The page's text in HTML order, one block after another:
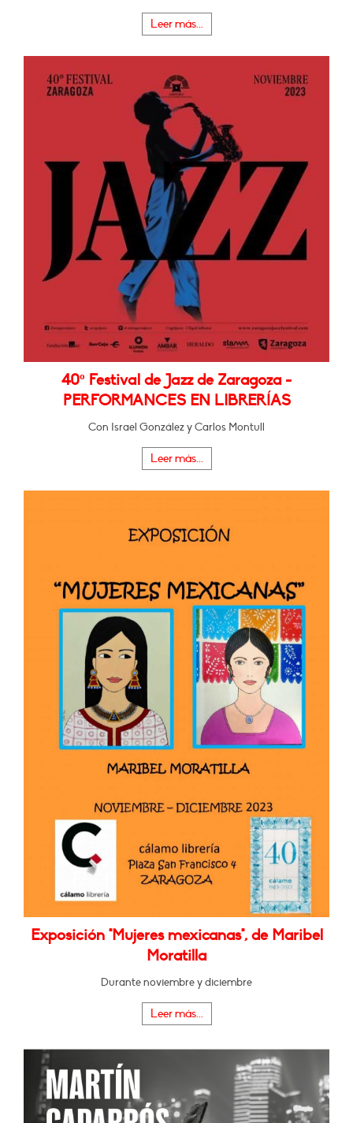
Leer más...
40º Festival de Jazz de Zaragoza -
PERFORMANCES EN LIBRERÍAS
Con Israel González y Carlos Montull
Leer más...
Exposición "Mujeres mexicanas", de Maribel
Moratilla
Durante noviembre y diciembre
Leer más...